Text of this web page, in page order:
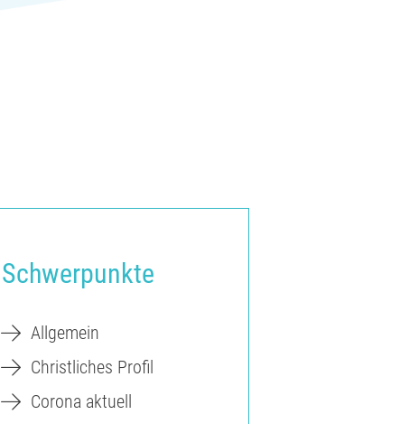
Schwerpunkte
Allgemein
Christliches Profil
Corona aktuell